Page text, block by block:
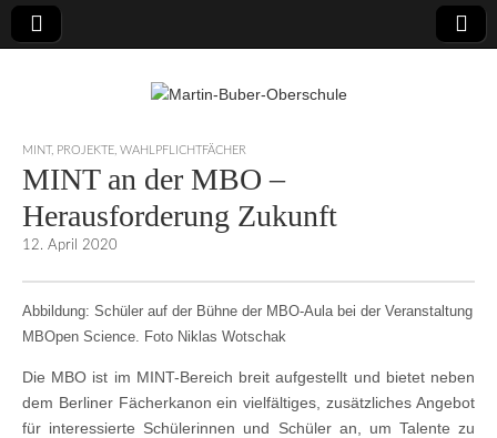
Martin-Buber-
Oberschule
MINT, PROJEKTE WAHLPFLICHTFÄCHER
MINT an der MBO –
Herausforderung Zukunft
12. April 2020
Abbildung: Schüler auf der Bühne der MBO-Aula bei der Veranstaltung
MBOpen Science. Foto Niklas Wotschak
Die MBO ist im MINT-Bereich breit aufgestellt und bietet neben
dem Berliner Fächerkanon ein vielfältiges, zusätzliches Angebot
für interessierte Schülerinnen und Schüler an, um Talente zu